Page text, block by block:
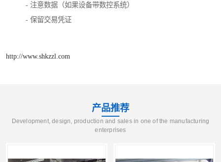
- 注意数据（如果设备带数控系统）
- 保留交易凭证
http://www.shkzzl.com
产品推荐
Development, design, production and sales in one of the manufacturing
enterprises